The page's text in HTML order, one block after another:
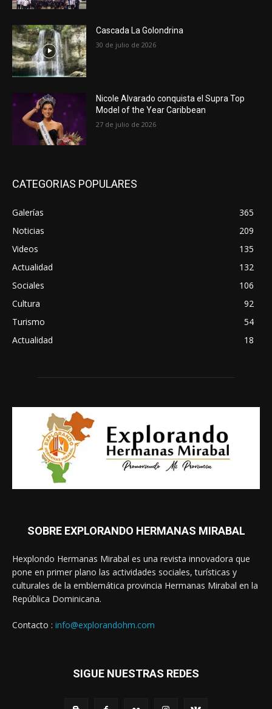
Cascada La Golondrina
30 de julio de 2026
Nicole Alvarado conquista el Supra Top
Model of the Year Caribbean
27 de julio de 2026
CATEGORIAS POPULARES
Galerías
365
Noticias
209
Videos
135
Actualidad
132
Sociales
106
Cultura
92
Turismo
54
Actualidad
18
SOBRE EXPLORANDO HERMANAS MIRABAL
Hexplondo Hermanas Mirabal es una revista innovadora que
pone en primer plano las actividades sociales, turísticas y
culturales de la emblemática provincia Hermanas Mirabal en la
República Dominicana.
Contacto : info@explorandohm.com
SIGUE NUESTRAS REDES